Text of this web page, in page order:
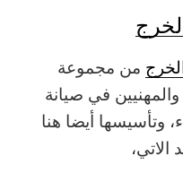
من مجموعة
والمهنيين في صيانة
وتأسيسها أيضا هنا